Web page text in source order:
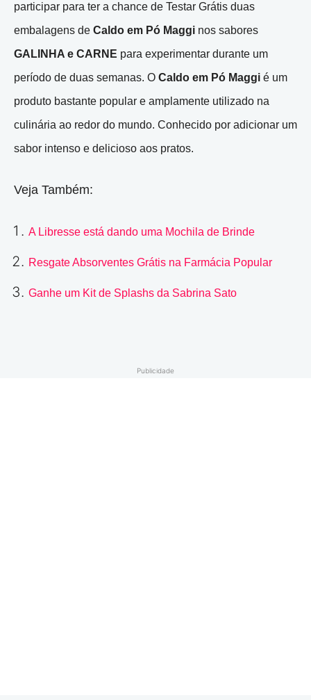
participar para ter a chance de Testar Grátis duas
embalagens de Caldo em Pó Maggi nos sabores
GALINHA e CARNE para experimentar durante um
período de duas semanas. O Caldo em Pó Maggi é um
produto bastante popular e amplamente utilizado na
culinária ao redor do mundo. Conhecido por adicionar um
sabor intenso e delicioso aos pratos.
Veja Também:
A Libresse está dando uma Mochila de Brinde
Resgate Absorventes Grátis na Farmácia Popular
Ganhe um Kit de Splashs da Sabrina Sato
Publicidade